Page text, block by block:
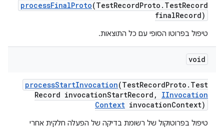
processFinalProto(TestRecordProto . TestRecord
finalRecord)
טיפול בפרוטו הסופי עם כל התוצאות.
void
processStartInvocation(TestRecordProto . Test
Record invocationStartRecord ,
IInvocation
Context invocationContext)
טיפול בפרוטוקול של רשומת בדיקה של הפעלה חלקית אחרי